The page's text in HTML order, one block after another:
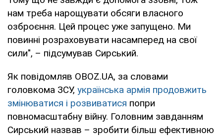
нам треба нарощувати обсяги власного
озброєння. Цей процес уже запущено. Ми
повинні розраховувати насамперед на свої
сили", – підсумував Сирський.
Як повідомляв OBOZ.UA, за словами
головкома ЗСУ, українська армія продовжить
змінюватися і розвиватися попри
повномасштабну війну. Головним завданням
Сирський назвав – зробити більш ефективною